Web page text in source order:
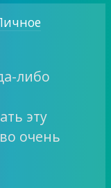
либо
эту
очень